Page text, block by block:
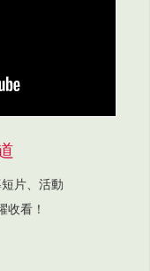
片、活動
收看！